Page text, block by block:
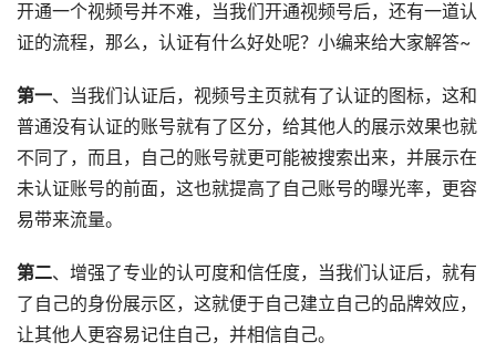
开通一个视频号并不难，当我们开通视频号后，还有一道认
证的流程，那么，认证有什么好处呢？小编来给大家解答~
第一、当我们认证后，视频号主页就有了认证的图标，这和
普通没有认证的账号就有了区分，给其他人的展示效果也就
不同了，而且，自己的账号就更可能被搜索出来，并展示在
未认证账号的前面，这也就提高了自己账号的曝光率，更容
易带来流量。
第二、增强了专业的认可度和信任度，当我们认证后，就有
了自己的身份展示区，这就便于自己建立自己的品牌效应，
让其他人更容易记住自己，并相信自己。